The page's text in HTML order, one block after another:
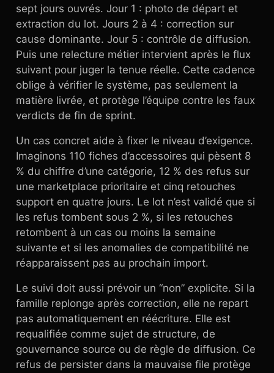
sept jours ouvrés. Jour 1 : photo de départ et
extraction du lot. Jours 2 à 4 : correction sur
cause dominante. Jour 5 : contrôle de diffusion.
Puis une relecture métier intervient après le flux
suivant pour juger la tenue réelle. Cette cadence
oblige à vérifier le système, pas seulement la
matière livrée, et protège l’équipe contre les faux
verdicts de fin de sprint.
Un cas concret aide à fixer le niveau d’exigence.
Imaginons 110 fiches d’accessoires qui pèsent 8
% du chiffre d’une catégorie, 12 % des refus sur
une marketplace prioritaire et cinq retouches
support en quatre jours. Le lot n’est validé que si
les refus tombent sous 2 %, si les retouches
retombent à un cas ou moins la semaine
suivante et si les anomalies de compatibilité ne
réapparaissent pas au prochain import.
Le suivi doit aussi prévoir un “non” explicite. Si la
famille replonge après correction, elle ne repart
pas automatiquement en réécriture. Elle est
requalifiée comme sujet de structure, de
gouvernance source ou de règle de diffusion. Ce
refus de persister dans la mauvaise file protège